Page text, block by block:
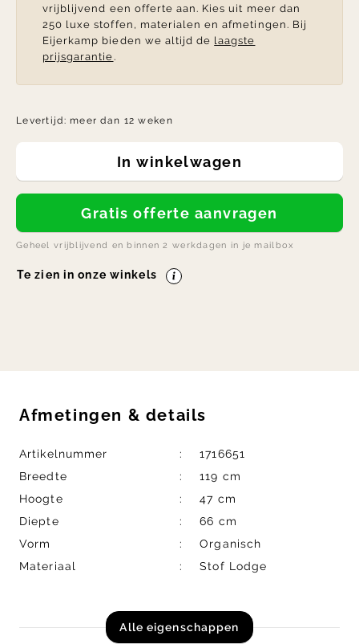
vrijblijvend een offerte aan. Kies uit meer dan
250 luxe stoffen, materialen en afmetingen. Bij
Eijerkamp bieden we altijd de laagste
prijsgarantie.
Levertijd: meer dan 12 weken
In winkelwagen
Gratis offerte aanvragen
Geheel vrijblijvend en binnen 2 werkdagen in je mailbox
Te zien in onze winkels
Afmetingen & details
Artikelnummer
1716651
Breedte
119 cm
Hoogte
47 cm
Diepte
66 cm
Vorm
Organisch
Materiaal
Stof Lodge
Alle eigenschappen